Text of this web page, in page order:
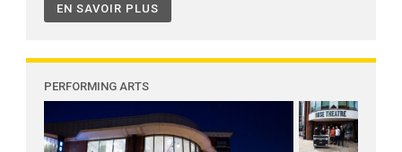
EN SAVOIR PLUS
PERFORMING ARTS